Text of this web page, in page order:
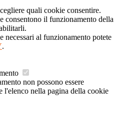
quali cookie consentire.
consentono il funzionamento della
necessari al funzionamento potete
.
non possono essere
l'elenco nella pagina della cookie